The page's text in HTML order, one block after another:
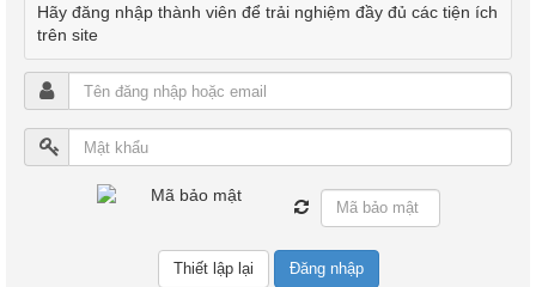
Hãy đăng nhập thành viên để trải nghiệm đầy đủ các tiện ích
trên site
Đăng nhập